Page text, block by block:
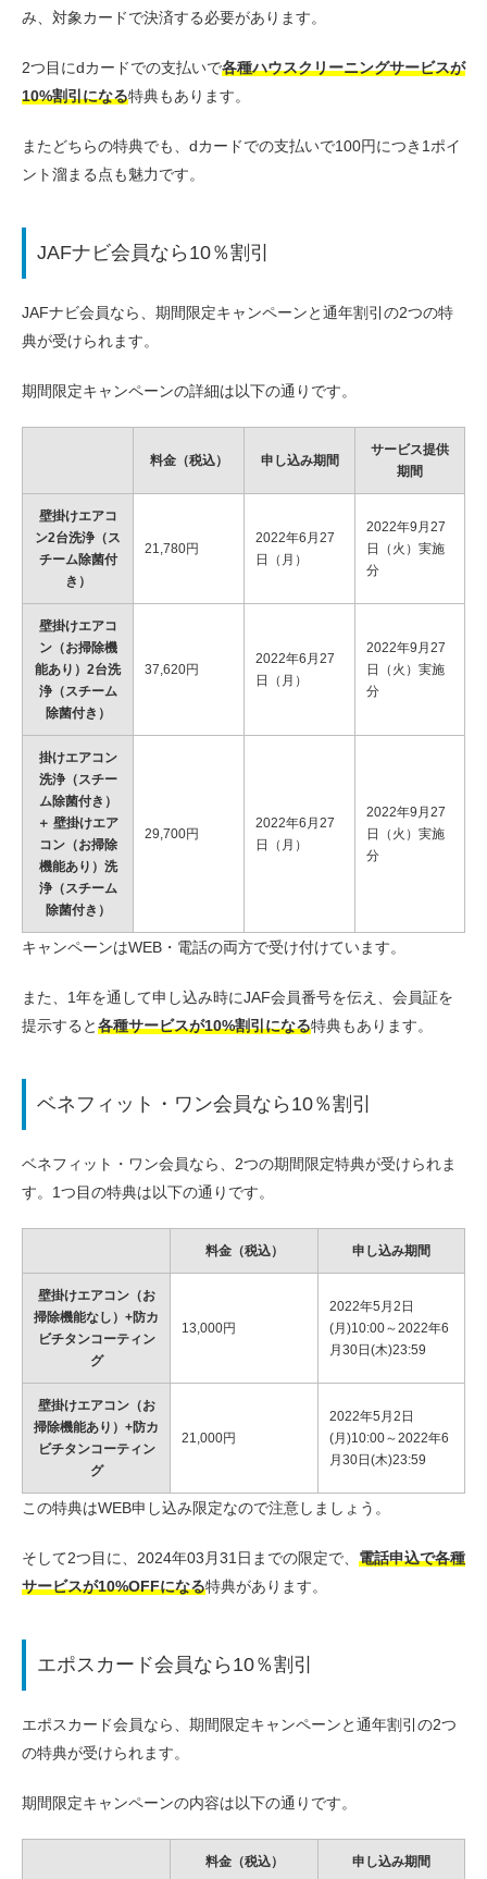
み、対象カードで決済する必要があります。
2つ目にdカードでの支払いで各種ハウスクリーニングサービスが
10%割引になる特典もあります。
またどちらの特典でも、dカードでの支払いで100円につき1ポイ
ント溜まる点も魅力です。
JAFナビ会員なら10％割引
JAFナビ会員なら、期間限定キャンペーンと通年割引の2つの特
典が受けられます。
期間限定キャンペーンの詳細は以下の通りです。
料金（税込） 申し込み期間
サービス提供
期間
壁掛けエアコ
ン2台洗浄（ス
チーム除菌付
き）
21,780円
2022年6月27
日（月）
2022年9月27
日（火）実施
分
壁掛けエアコ
ン（お掃除機
能あり）2台洗
浄（スチーム
除菌付き）
37,620円
2022年6月27
日（月）
2022年9月27
日（火）実施
分
掛けエアコン
洗浄（スチー
ム除菌付き）
＋ 壁掛けエア
コン（お掃除
機能あり）洗
浄（スチーム
除菌付き）
29,700円
2022年6月27
日（月）
2022年9月27
日（火）実施
分
キャンペーンはWEB・電話の両方で受け付けています。
また、1年を通して申し込み時にJAF会員番号を伝え、会員証を
提示すると各種サービスが10%割引になる特典もあります。
ベネフィット・ワン会員なら10％割引
ベネフィット・ワン会員なら、2つの期間限定特典が受けられま
す。1つ目の特典は以下の通りです。
料金（税込） 申し込み期間
壁掛けエアコン（お
掃除機能なし）+防カ
ビチタンコーティン
グ
13,000円
2022年5月2日
(月)10:00～2022年6
月30日(木)23:59
壁掛けエアコン（お
掃除機能あり）+防カ
ビチタンコーティン
グ
21,000円
2022年5月2日
(月)10:00～2022年6
月30日(木)23:59
この特典はWEB申し込み限定なので注意しましょう。
そして2つ目に、2024年03月31日までの限定で、 電話申込で各種
サービスが10%OFFになる特典があります。
エポスカード会員なら10％割引
エポスカード会員なら、期間限定キャンペーンと通年割引の2つ
の特典が受けられます。
期間限定キャンペーンの内容は以下の通りです。
料金（税込） 申し込み期間